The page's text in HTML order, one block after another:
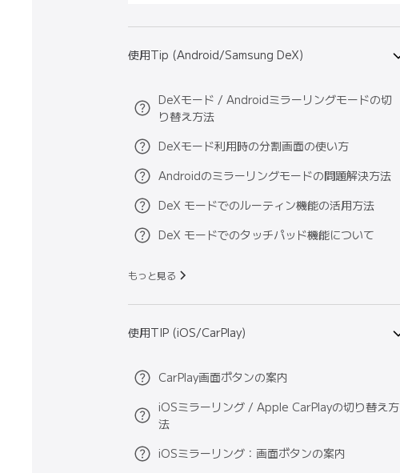
使用Tip (Android/Samsung DeX)
DeXモード / Androidミラーリングモードの切
り替え方法
DeXモード利用時の分割画面の使い方
Androidのミラーリングモードの問題解決方法
DeX モードでのルーティン機能の活用方法
DeX モードでのタッチパッド機能について
もっと見る
使用TIP (iOS/CarPlay)
CarPlay画面ボタンの案内
iOSミラーリング / Apple CarPlayの切り替え方
法
iOSミラーリング：画面ボタンの案内